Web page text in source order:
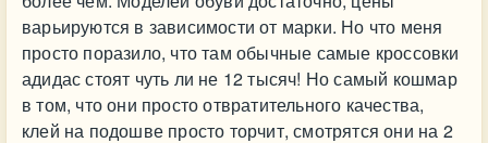
варьируются в зависимости от марки. Но что меня
просто поразило, что там обычные самые кроссовки
адидас стоят чуть ли не 12 тысяч! Но самый кошмар
в том, что они просто отвратительного качества,
клей на подошве просто торчит, смотрятся они на 2